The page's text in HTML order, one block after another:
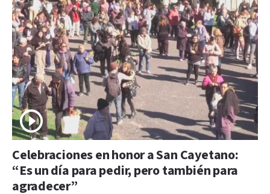
Celebraciones en honor a San Cayetano:
“Es un día para pedir, pero también para
agradecer”